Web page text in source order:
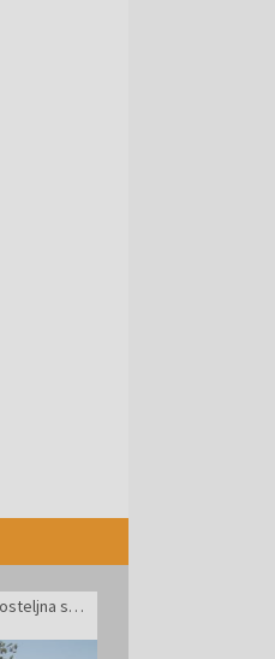
Panonska vas - Oddih v Prekmurju - Dvoposteljna soba